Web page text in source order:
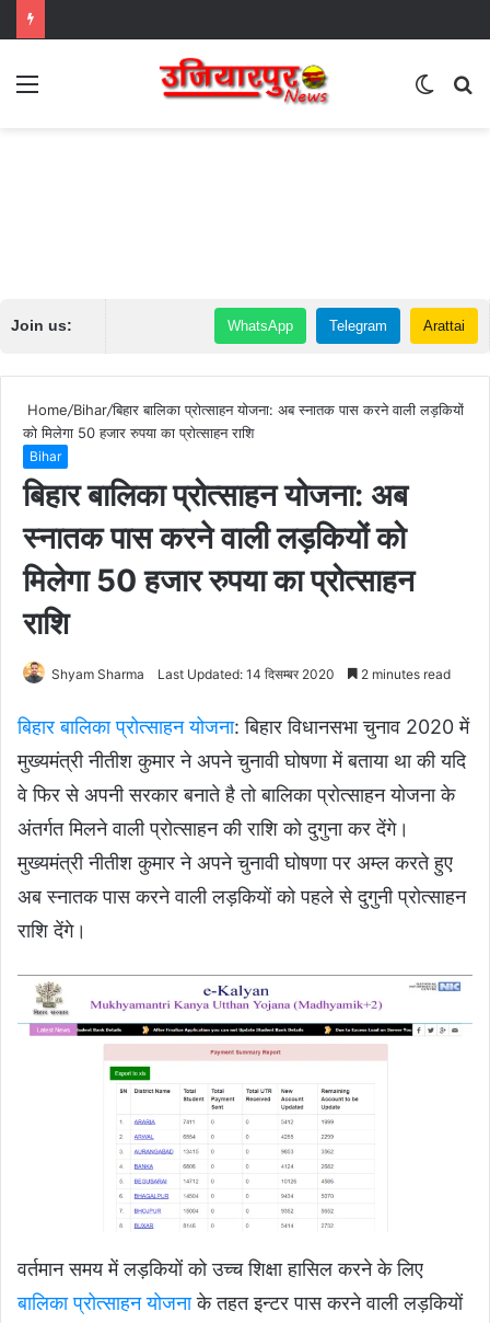
Menu
Switch
Join us: WhatsApp Telegram Arattai
Home/Bihar/बिहार बालिका प्रोत्साहन योजना: अब स्नातक पास करने वाली लड़कियों
को मिलेगा 50 हजार रुपया का प्रोत्साहन राशि
Bihar
बिहार बालिका प्रोत्साहन योजना: अब
स्नातक पास करने वाली लड़कियों को
मिलेगा 50 हजार रुपया का प्रोत्साहन
राशि
Shyam Sharma Last Updated: 14 दिसम्बर 2020 2 minutes read
बिहार बालिका प्रोत्साहन योजना: बिहार विधानसभा चुनाव 2020 में
मुख्यमंत्री नीतीश कुमार ने अपने चुनावी घोषणा में बताया था की यदि
वे फिर से अपनी सरकार बनाते है तो बालिका प्रोत्साहन योजना के
अंतर्गत मिलने वाली प्रोत्साहन की राशि को दुगुना कर देंगे।
मुख्यमंत्री नीतीश कुमार ने अपने चुनावी घोषणा पर अम्ल करते हुए
अब स्नातक पास करने वाली लड़कियों को पहले से दुगुनी प्रोत्साहन
राशि देंगे।
वर्तमान समय में लड़कियों को उच्च शिक्षा हासिल करने के लिए
बालिका प्रोत्साहन योजनाके तहत इन्टर पास करने वाली लड़कियों